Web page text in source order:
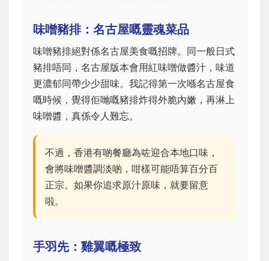
味噌豬排：名古屋嘅靈魂菜品
味噌豬排絕對係名古屋美食嘅招牌。同一般日式
豬排唔同，名古屋版本會用紅味噌做醬汁，味道
更濃郁同帶少少甜味。我記得第一次喺名古屋食
嘅時候，覺得佢哋嘅豬排炸得外脆內嫩，再淋上
味噌醬，真係令人難忘。
不過，香港有啲餐廳為咗迎合本地口味，
會將味噌醬調淡啲，咁樣可能唔算百分百
正宗。如果你追求原汁原味，就要留意
啦。
手羽先：雞翼嘅極致